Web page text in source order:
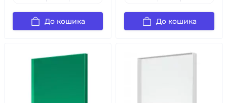
До кошика До кошика